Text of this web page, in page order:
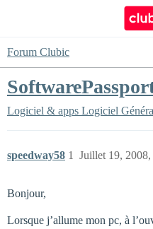
Forum Clubic
Logiciel & apps Logiciel
speedway58 Juillet 19,
1
Bonjour,
Lorsque j’allume mon pc, à